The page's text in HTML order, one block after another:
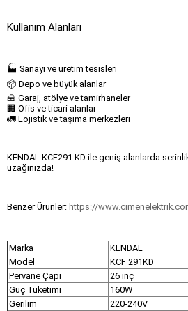
Kullanım Alanları
🏭 Sanayi ve üretim tesisleri
📦 Depo ve büyük alanlar
🧰 Garaj, atölye ve tamirhaneler
🏢 Ofis ve ticari alanlar
🚛 Lojistik ve taşıma merkezleri
KENDAL KCF291 KD ile geniş alanlarda
uzağınızda!
Benzer Ürünler: https://
Marka
KENDAL
Model
KCF 291KD
Pervane Çapı
26 inç
Güç Tüketimi
160W
Gerilim
220-240V